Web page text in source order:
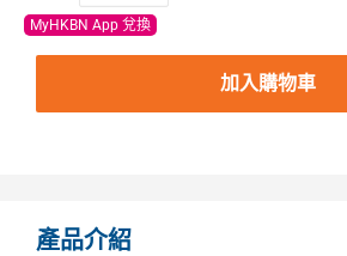
MyHKBN App 兌換
加入購物車
產品介紹